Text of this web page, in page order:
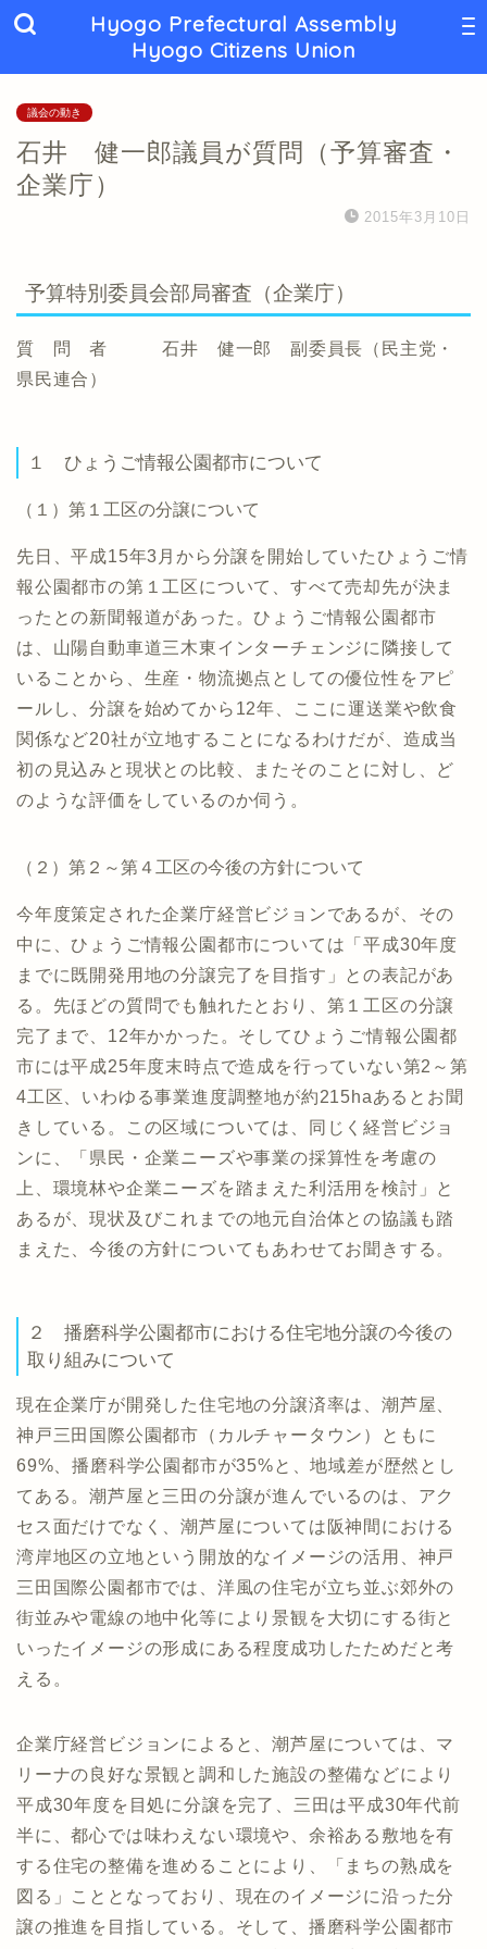
Hyogo Prefectural Assembly
Hyogo Citizens Union
議会の動き
石井 健一郎議員が質問（予算審査・
企業庁）
2015年3月10日
予算特別委員会部局審査（企業庁）
質 問 者 石井 健一郎 副委員長（民主党・
県民連合）
１ ひょうご情報公園都市について
（１）第１工区の分譲について
先日、平成15年3月から分譲を開始していたひょうご情
報公園都市の第１工区について、すべて売却先が決ま
ったとの新聞報道があった。ひょうご情報公園都市
は、山陽自動車道三木東インターチェンジに隣接して
いることから、生産・物流拠点としての優位性をアピ
ールし、分譲を始めてから12年、ここに運送業や飲食
関係など20社が立地することになるわけだが、造成当
初の見込みと現状との比較、またそのことに対し、ど
のような評価をしているのか伺う。
（２）第２～第４工区の今後の方針について
今年度策定された企業庁経営ビジョンであるが、その
中に、ひょうご情報公園都市については「平成30年度
までに既開発用地の分譲完了を目指す」との表記があ
る。先ほどの質問でも触れたとおり、第１工区の分譲
完了まで、12年かかった。そしてひょうご情報公園都
市には平成25年度末時点で造成を行っていない第2～第
4工区、いわゆる事業進度調整地が約215haあるとお聞
きしている。この区域については、同じく経営ビジョ
ンに、「県民・企業ニーズや事業の採算性を考慮の
上、環境林や企業ニーズを踏まえた利活用を検討」と
あるが、現状及びこれまでの地元自治体との協議も踏
まえた、今後の方針についてもあわせてお聞きする。
２ 播磨科学公園都市における住宅地分譲の今後の
取り組みについて
現在企業庁が開発した住宅地の分譲済率は、潮芦屋、
神戸三田国際公園都市（カルチャータウン）ともに
69%、播磨科学公園都市が35%と、地域差が歴然とし
てある。潮芦屋と三田の分譲が進んでいるのは、アク
セス面だけでなく、潮芦屋については阪神間における
湾岸地区の立地という開放的なイメージの活用、神戸
三田国際公園都市では、洋風の住宅が立ち並ぶ郊外の
街並みや電線の地中化等により景観を大切にする街と
いったイメージの形成にある程度成功したためだと考
える。
企業庁経営ビジョンによると、潮芦屋については、マ
リーナの良好な景観と調和した施設の整備などにより
平成30年度を目処に分譲を完了、三田は平成30年代前
半に、都心では味わえない環境や、余裕ある敷地を有
する住宅の整備を進めることにより、「まちの熟成を
図る」こととなっており、現在のイメージに沿った分
譲の推進を目指している。そして、播磨科学公園都市